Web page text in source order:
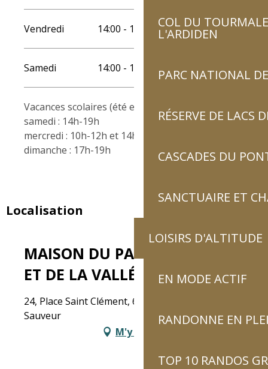
COL DU
L'ARDIDEN
PARC NATIONAL
RÉSERVE DE LACS
CASCADES DU
SANCTUAIRE ET
LOISIRS D'ALTITUDE
EN MODE ACTIF
RANDONNE EN
TOP 10 RANDOS
Vendredi 14:00 - 19:00
Samedi 14:00 - 19:00
Vacances scolaires (été et hiver) : du lundi au
samedi : 14h-19h
mercredi : 10h-12h et 14h-19h
dimanche : 17h-19h
Localisation
MAISON DU PARC NATIONAL
ET DE LA VALLÉE
24, Place Saint Clément, 65120 Luz-Saint-
Sauveur
M'y rendre